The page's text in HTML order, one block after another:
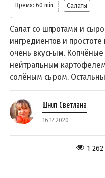
Время: 60 min Салаты
Салат со шпротами и
ингредиентов и простоте
очень вкусным.
нейтральным
солёным сыром.
Шнип Светлана
16.12.2020
1